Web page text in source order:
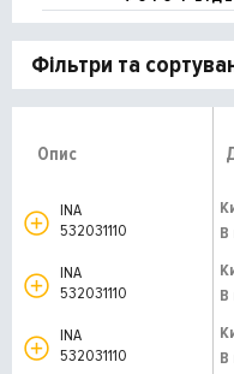
Фільтри та
Опис
INA
532031110
В
INA
532031110
В
INA
532031110
В